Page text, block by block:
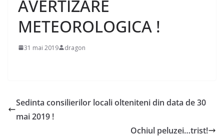
AVERTIZARE
METEOROLOGICA !
31 mai 2019 dragon
Sedinta consilierilor locali olteniteni din data de 30
mai 2019 !
Ochiul peluzei…trist!